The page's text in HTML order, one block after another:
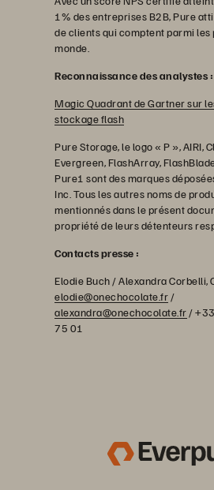
1% des entreprises B2B, Pure
de clients qui comptent parmi les
monde.
Reconnaissance des analystes :
Magic Quadrant de Gartner sur
stockage flash
Pure Storage, le logo « P », AIRI,
Evergreen, FlashArray,
Pure1 sont des marques
Inc. Tous les autres noms de
mentionnés dans le présent
propriété de leurs détenteurs
Contacts presse :
Elodie Buch / Alexandra Corbelli,
elodie@onechocolate.fr /
alexandra@onechocolate.fr /
75 01